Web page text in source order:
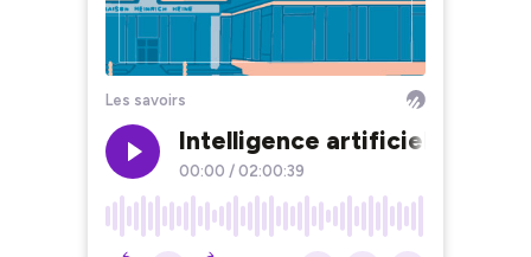
Les savoirs
Intelligence artificielle :
00:00 / 02:00:39